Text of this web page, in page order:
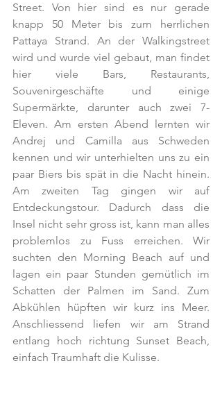
Street. Von hier sind es nur gerade
knapp 50 Meter bis zum herrlichen
Pattaya Strand. An der Walkingstreet
wird und wurde viel gebaut, man findet
hier viele Bars, Restaurants,
Souvenirgeschäfte und einige
Supermärkte, darunter auch zwei 7-
Eleven. Am ersten Abend lernten wir
Andrej und Camilla aus Schweden
kennen und wir unterhielten uns zu ein
paar Biers bis spät in die Nacht hinein.
Am zweiten Tag gingen wir auf
Entdeckungstour. Dadurch dass die
Insel nicht sehr gross ist, kann man alles
problemlos zu Fuss erreichen. Wir
suchten den Morning Beach auf und
lagen ein paar Stunden gemütlich im
Schatten der Palmen im Sand. Zum
Abkühlen hüpften wir kurz ins Meer.
Anschliessend liefen wir am Strand
entlang hoch richtung Sunset Beach,
einfach Traumhaft die Kulisse.